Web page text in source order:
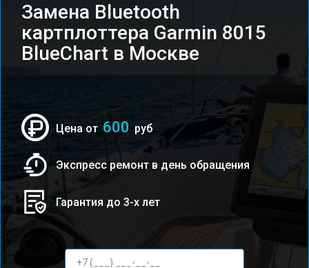
Замена Bluetooth
картплоттера Garmin 8015
BlueChart в Москве
Цена от 600 руб
Экспресс ремонт в день обращения
Гарантия до 3-х лет